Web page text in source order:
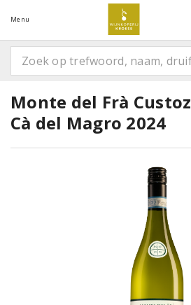
Menu
Monte del Frà
Cà del Magro 2024